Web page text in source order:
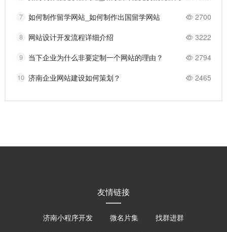
7 2700
如何制作留学网站_如何制作出国留学网站
8 3222
网站设计开发流程详细介绍
9 2794
当下企业为什么非要定制一个网站的理由？
10 2465
济南企业网站建设如何策划？
友情链接
济南小程序开发 微名片集
找群进群